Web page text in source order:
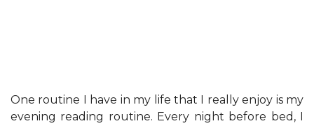
One routine I have in my life that I really enjoy is my
evening reading routine. Every night before bed, I